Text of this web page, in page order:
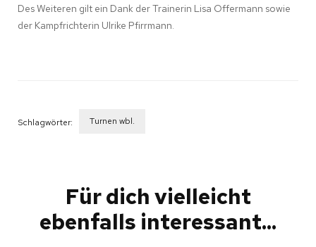
Des Weiteren gilt ein Dank der Trainerin Lisa Offermann sowie
der Kampfrichterin Ulrike Pfirrmann.
Schlagwörter: Turnen wbl.
Für dich vielleicht
ebenfalls interessant...